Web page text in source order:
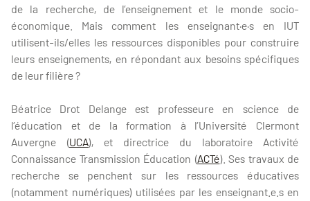
de la recherche, de l’enseignement et le monde socio-
économique. Mais comment les enseignant·e·s en IUT
utilisent-ils/elles les ressources disponibles pour construire
leurs enseignements, en répondant aux besoins spécifiques
de leur filière ?
Béatrice Drot Delange est professeure en science de
l’éducation et de la formation à l’Université Clermont
Auvergne (UCA), et directrice du laboratoire Activité
Connaissance Transmission Éducation (ACTé). Ses travaux de
recherche se penchent sur les ressources éducatives
(notamment numériques) utilisées par les enseignant.e.s en